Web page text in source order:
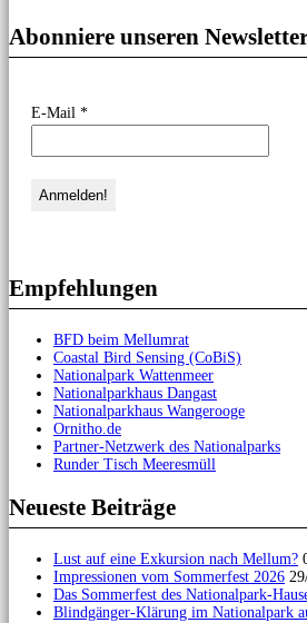
Abonniere unseren
E-Mail *
Empfehlungen
BFD beim Mellumrat
Coastal Bird Sensing (CoBiS)
Nationalpark Wattenmeer
Nationalparkhaus Dangast
Nationalparkhaus Wangerooge
Ornitho.de
Partner-Netzwerk des Nationalparks
Runder Tisch Meeresmüll
Neueste Beiträge
Lust auf eine Exkursion nach Mellum?
Impressionen vom Sommerfest 2026
Das Sommerfest des Nationalpark-
Blindgänger-Klärung im Nationalpark